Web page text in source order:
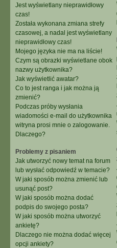
Jest wyświetlany nieprawidłowy
czas!
Została wykonana zmiana strefy
czasowej, a nadal jest wyświetlany
nieprawidłowy czas!
Mojego języka nie ma na liście!
Czym są obrazki wyświetlane obok
nazwy użytkownika?
Jak wyświetlić awatar?
Co to jest ranga i jak można ją
zmienić?
Podczas próby wysłania
wiadomości e-mail do użytkownika
witryna prosi mnie o zalogowanie.
Dlaczego?
Problemy z pisaniem
Jak utworzyć nowy temat na forum
lub wysłać odpowiedź w temacie?
W jaki sposób można zmienić lub
usunąć post?
W jaki sposób można dodać
podpis do swojego posta?
W jaki sposób można utworzyć
ankietę?
Dlaczego nie można dodać więcej
opcji ankiety?